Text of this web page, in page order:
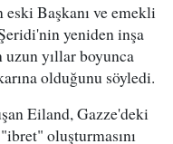
Başkanı ve emekli
yeniden inşa
uzun yıllar boyunca
olduğunu söyledi.
Eiland, Gazze'deki
oluşturmasını